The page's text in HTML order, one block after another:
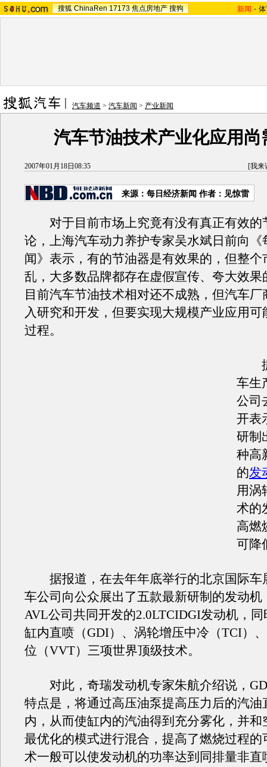
搜狐 ChinaRen 17173 焦点房地产 搜狗 新闻 -
汽车频道 > 汽车新闻 > 产业新闻
汽车节油技术产业化应用尚
2007年01月18日08:35 [我来
来源：每日经济新闻 作者：见惊雷
对于目前市场上究竟有没有真正有效的
论，上海汽车动力养护专家吴水斌日前向《
闻》表示，有的节油器是有效果的，但整个
乱，大多数品牌都存在虚假宣传、夸大效果
目前汽车节油技术相对还不成熟，但汽车厂
入研究和开发，但要实现大规模产业应用可
过程。
据
车生
公司
开表
研制
种高
的发
用涡
术的
高燃
可降
据报道，在去年年底举行的北京国际车
车公司向公众展出了五款最新研制的发动机
AVL公司共同开发的2.0LTCIDGI发动机，
缸内直喷（GDI）、涡轮增压中冷（TCI）
位（VVT）三项世界顶级技术。
对此，奇瑞发动机专家朱航介绍说，
特点是，将通过高压油泵提高压力后的汽油
内，从而使缸内的汽油得到充分雾化，并和
最优化的模式进行混合，提高了燃烧过程的
术一般可以使发动机的功率达到同排量非直